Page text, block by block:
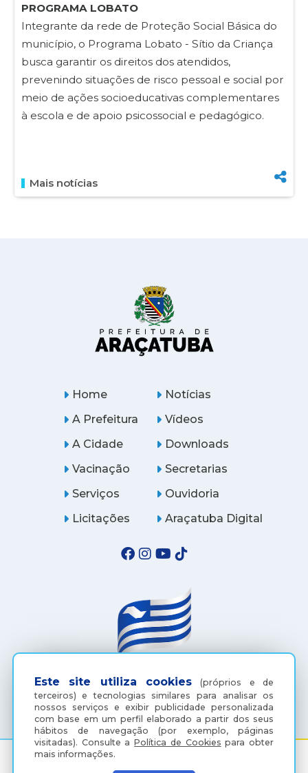
PROGRAMA LOBATO
Integrante da rede de Proteção Social Básica do
município, o Programa Lobato - Sítio da Criança
busca garantir os direitos dos atendidos,
prevenindo situações de risco pessoal e social por
meio de ações socioeducativas complementares
à escola e de apoio psicossocial e pedagógico.
Mais notícias
Este site utiliza cookies (próprios e de
terceiros) e tecnologias similares para analisar os
nossos serviços e exibir publicidade personalizada
com base em um perfil elaborado a partir dos seus
hábitos de navegação (por exemplo, páginas
visitadas). Consulte aPolítica de Cookies para obter
mais informações.
Home
A Prefeitura
A Cidade
Notícias
Vídeos
Downloads
Vacinação
Serviços
Licitações
Secretarias
Ouvidoria
Araçatuba Digital
(18) 3607-6500